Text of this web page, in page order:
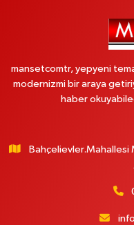
mansetcomtr, yepyeni
modernizmi bir araya
haber
Bahçelievler.Mahallesi